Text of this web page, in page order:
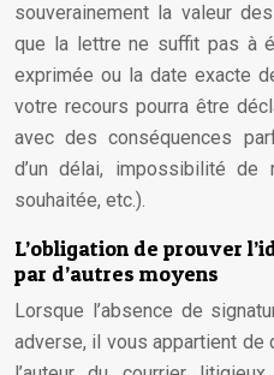
souverainement la valeur
que la lettre ne suffit pas à
exprimée ou la date exacte
votre recours pourra être
avec des conséquences
d’un délai, impossibilité
souhaitée, etc.).
L’obligation de prouver
par d’autres moyens
Lorsque l’absence de
adverse, il vous appartient de